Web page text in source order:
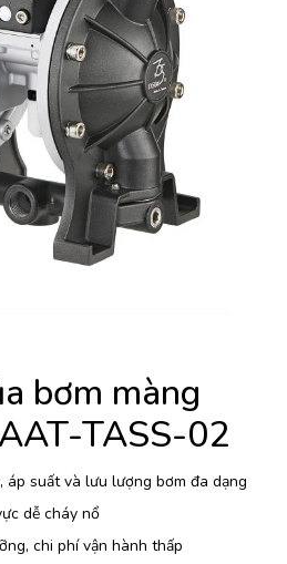
bơm màng
TASS-02
áp suất và lưu lượng bơm đa dạng
dễ cháy nổ
chi phí vận hành thấp